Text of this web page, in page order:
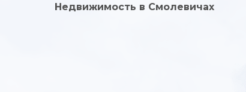
Недвижимость в Смолевичах